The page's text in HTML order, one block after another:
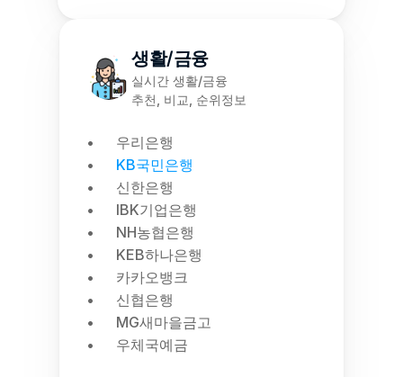
생활/금융
실시간 생활/금융
추천, 비교, 순위정보
우리은행
KB국민은행
신한은행
IBK기업은행
NH농협은행
KEB하나은행
카카오뱅크
신협은행
MG새마을금고
우체국예금